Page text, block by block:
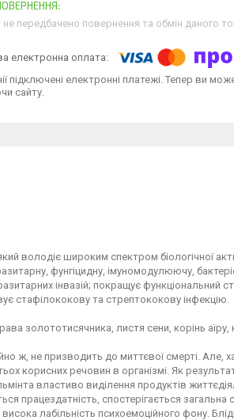
передбачено повернення та обмін даного
підключені електронні платежі. Тепер ви
сайту.
який володіє широким спектром біологічної
фунгіцидну, імуномодулюючу,
інвазій; покращує
стафілококову та стрептококову інфекцію.
золототисячника, листя сени, корінь аїру,
ж, не призводить до миттєвої смерті.
корисних речовин в організмі. Як
властиво виділення продуктів
працездатність, спостерігається загальна
лабільність психоемоційного фону.